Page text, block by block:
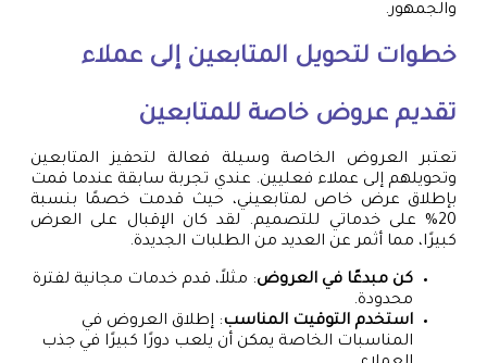
والجمهور.
خطوات لتحويل المتابعين إلى عملاء
تقديم عروض خاصة للمتابعين
تعتبر العروض الخاصة وسيلة فعالة لتحفيز المتابعين
وتحويلهم إلى عملاء فعليين. عندي تجربة سابقة عندما قمت
بإطلاق عرض خاص لمتابعيني، حيث قدمت خصمًا بنسبة
20% على خدماتي للتصميم. لقد كان الإقبال على العرض
كبيرًا، مما أثمر عن العديد من الطلبات الجديدة.
كن مبدعًا في العروض: مثلاً، قدم خدمات مجانية لفترة
محدودة.
استخدم التوقيت المناسب: إطلاق العروض في
المناسبات الخاصة يمكن أن يلعب دورًا كبيرًا في جذب